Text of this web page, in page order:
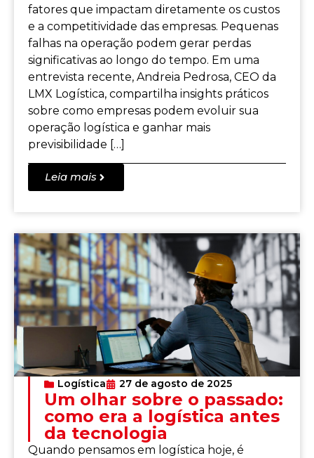
fatores que impactam diretamente os custos
e a competitividade das empresas. Pequenas
falhas na operação podem gerar perdas
significativas ao longo do tempo. Em uma
entrevista recente, Andreia Pedrosa, CEO da
LMX Logística, compartilha insights práticos
sobre como empresas podem evoluir sua
operação logística e ganhar mais
previsibilidade […]
Leia mais
Logística 27 de agosto de 2025
Um olhar sobre o passado:
como era a logística antes
da tecnologia
Quando pensamos em logística hoje, é